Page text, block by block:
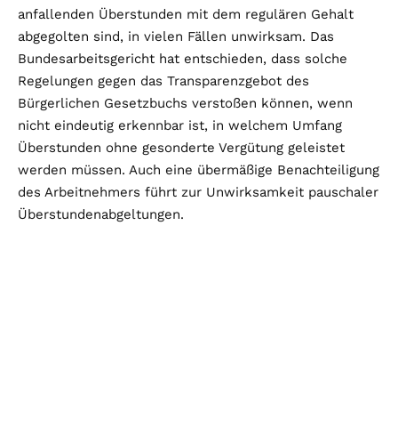
anfallenden Überstunden mit dem regulären Gehalt
abgegolten sind, in vielen Fällen unwirksam. Das
Bundesarbeitsgericht hat entschieden, dass solche
Regelungen gegen das Transparenzgebot des
Bürgerlichen Gesetzbuchs verstoßen können, wenn
nicht eindeutig erkennbar ist, in welchem Umfang
Überstunden ohne gesonderte Vergütung geleistet
werden müssen. Auch eine übermäßige Benachteiligung
des Arbeitnehmers führt zur Unwirksamkeit pauschaler
Überstundenabgeltungen.